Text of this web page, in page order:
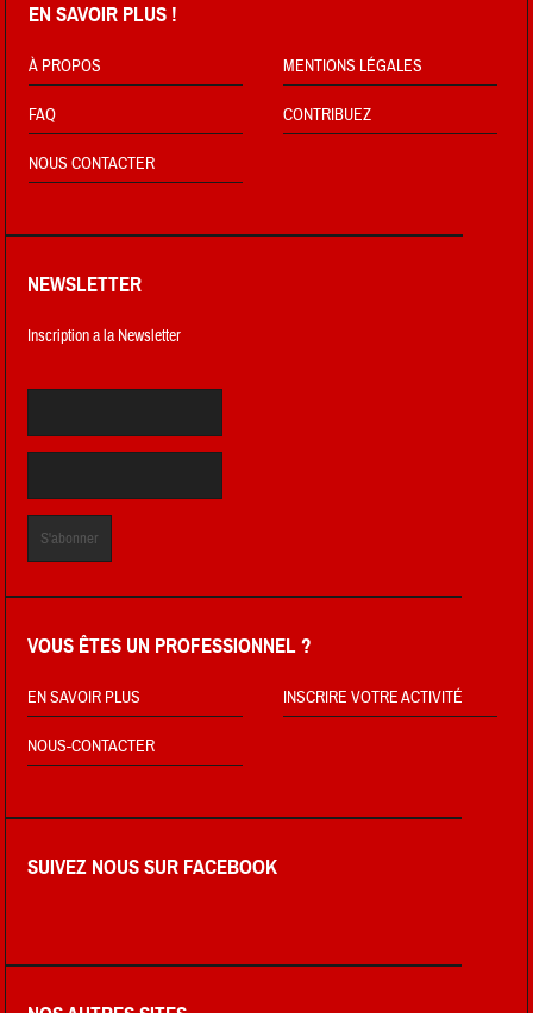
EN SAVOIR PLUS !
À PROPOS MENTIONS LÉGALES
FAQ CONTRIBUEZ
NOUS CONTACTER
NEWSLETTER
Inscription a la Newsletter
VOUS ÊTES UN PROFESSIONNEL ?
EN SAVOIR PLUS INSCRIRE VOTRE ACTIVITÉ
NOUS-CONTACTER
SUIVEZ NOUS SUR FACEBOOK